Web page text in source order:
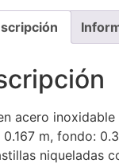
acero
m, fondo:
niqueladas